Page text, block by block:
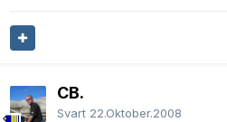
CB.
Svart 22.Oktober.2008